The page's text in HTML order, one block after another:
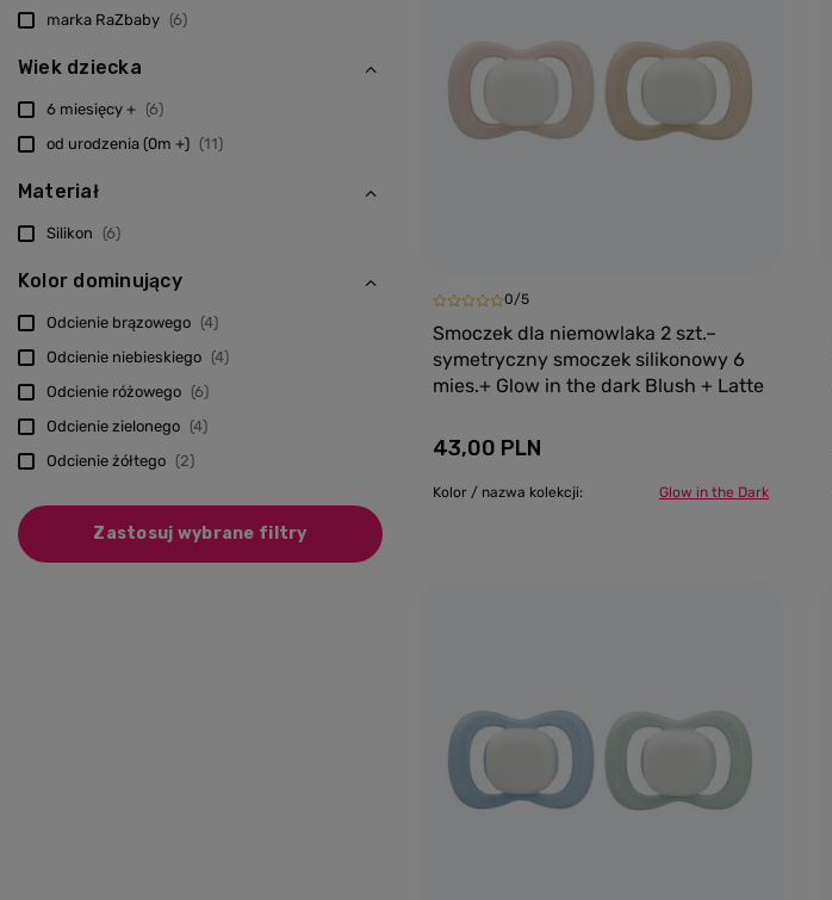
marka RaZbaby
6
Wiek dziecka
6 miesięcy +
6
od urodzenia (0m +)
11
Materiał
Silikon 6
Kolor dominujący
Odcienie brązowego
4
Odcienie niebieskiego
4
Odcienie różowego
6
Odcienie zielonego
4
Odcienie żółtego
2
Zastosuj wybrane filtry
0/5
Smoczek dla niemowlaka 2 szt.–
symetryczny smoczek silikonowy 6
mies.+ Glow in the dark Blush + Latte
43,00 PLN
Kolor / nazwa kolekcji: Glow in the Dark